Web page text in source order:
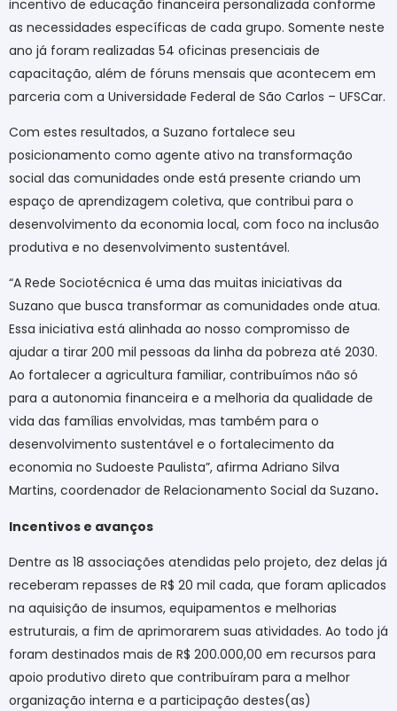
incentivo de educação financeira personalizada conforme
as necessidades específicas de cada grupo. Somente neste
ano já foram realizadas 54 oficinas presenciais de
capacitação, além de fóruns mensais que acontecem em
parceria com a Universidade Federal de São Carlos – UFSCar.
Com estes resultados, a Suzano fortalece seu
posicionamento como agente ativo na transformação
social das comunidades onde está presente criando um
espaço de aprendizagem coletiva, que contribui para o
desenvolvimento da economia local, com foco na inclusão
produtiva e no desenvolvimento sustentável.
“A Rede Sociotécnica é uma das muitas iniciativas da
Suzano que busca transformar as comunidades onde atua.
Essa iniciativa está alinhada ao nosso compromisso de
ajudar a tirar 200 mil pessoas da linha da pobreza até 2030.
Ao fortalecer a agricultura familiar, contribuímos não só
para a autonomia financeira e a melhoria da qualidade de
vida das famílias envolvidas, mas também para o
desenvolvimento sustentável e o fortalecimento da
economia no Sudoeste Paulista”, afirma Adriano Silva
Martins, coordenador de Relacionamento Social da Suzano.
Incentivos e avanços
Dentre as 18 associações atendidas pelo projeto, dez delas já
receberam repasses de R$ 20 mil cada, que foram aplicados
na aquisição de insumos, equipamentos e melhorias
estruturais, a fim de aprimorarem suas atividades. Ao todo já
foram destinados mais de R$ 200.000,00 em recursos para
apoio produtivo direto que contribuíram para a melhor
organização interna e a participação destes(as)